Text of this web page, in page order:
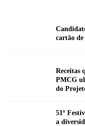
cartão
Receitas
PMCG
do
51º
a